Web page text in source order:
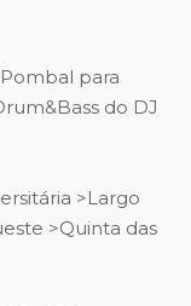
para
do DJ
>Largo
>Quinta das